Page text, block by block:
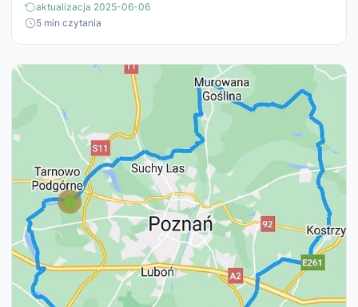
aktualizacja 2025-06-06
5 min czytania